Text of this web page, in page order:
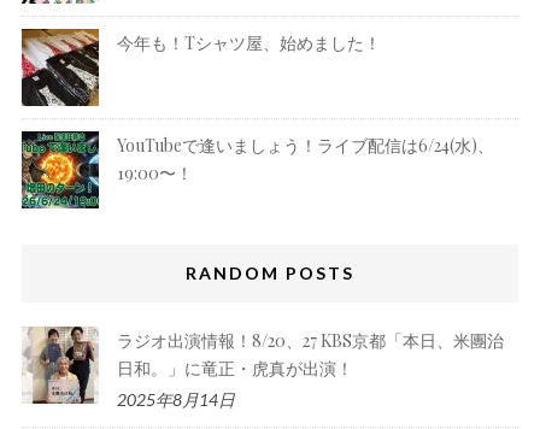
今年も！Tシャツ屋、始めました！
YouTubeで逢いましょう！ライブ配信は6/24(水)、
19:00〜！
RANDOM POSTS
ラジオ出演情報！8/20、27 KBS京都「本日、米團治
日和。」に竜正・虎真が出演！
2025年8月14日